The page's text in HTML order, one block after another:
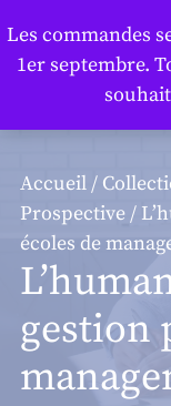
Accueil/
Prospective/
écoles de
gestion
Les commandes
1er septembre.